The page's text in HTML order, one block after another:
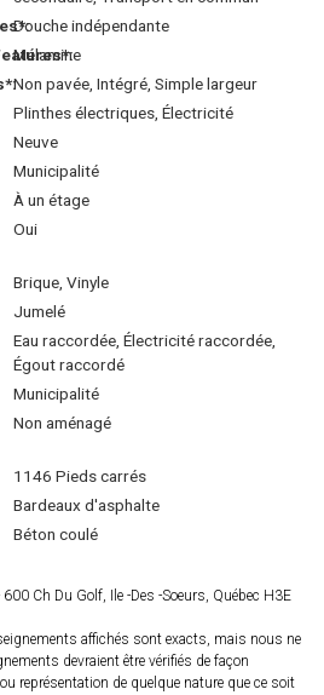
Douche indépendante
Mélamine
Non pavée, Intégré, Simple largeur
Plinthes électriques, Électricité
Neuve
Municipalité
À un étage
Oui
Brique, Vinyle
Jumelé
Eau raccordée, Électricité raccordée,
Égout raccordé
Municipalité
Non aménagé
1146 Pieds carrés
Bardeaux d'asphalte
Béton coulé
Ch Du Golf, Ile -Des -Soeurs, Québec H3E
affichés sont exacts, mais nous ne
devraient être vérifiés de façon
représentation de quelque nature que ce soit